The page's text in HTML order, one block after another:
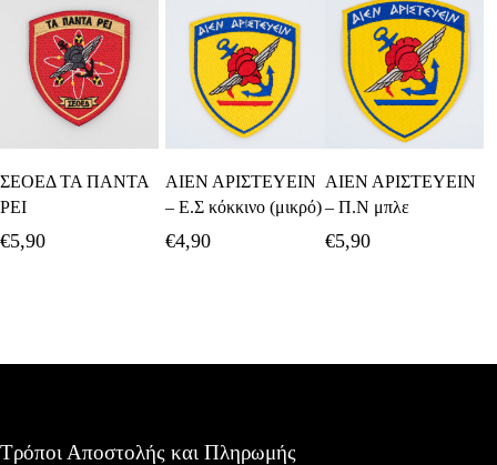
ΣΕΟΕΔ ΤΑ ΠΑΝΤΑ
ΡΕΙ
€5,90
Καλάθι
ΑΙΕΝ ΑΡΙΣΤΕΥΕΙΝ
– Ε.Σ κόκκινο (μικρό)
€4,90
Καλάθι
ΑΙΕΝ ΑΡΙΣΤΕΥΕΙΝ
– Π.Ν μπλε
€5,90
Τρόποι Αποστολής και Πληρωμής